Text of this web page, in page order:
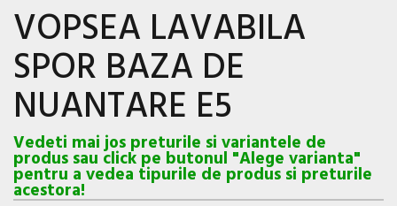
VOPSEA LAVABILA
SPOR BAZA DE
NUANTARE E5
Vedeti mai jos preturile si variantele de
produs sau click pe butonul "Alege varianta"
pentru a vedea tipurile de produs si preturile
acestora!